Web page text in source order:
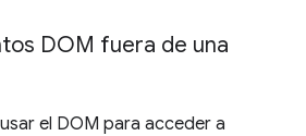
DOM fuera de una
el DOM para acceder a